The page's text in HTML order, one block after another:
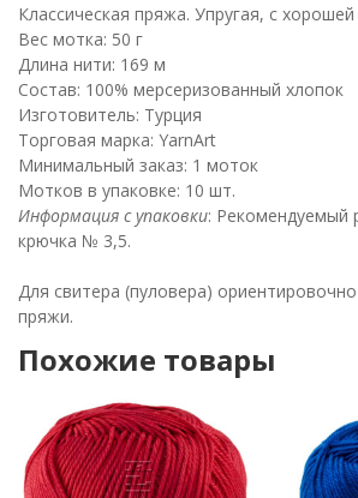
Классическая пряжа. Упругая, с хорошей
Вес мотка: 50 г
Длина нити: 169 м
Состав: 100% мерсеризованный хлопок
Изготовитель: Турция
Торговая марка: YarnArt
Минимальный заказ: 1 моток
Мотков в упаковке: 10 шт.
Информация с упаковки: Рекомендуемый
крючка № 3,5.
Для свитера (пуловера)
пряжи.
Похожие товары